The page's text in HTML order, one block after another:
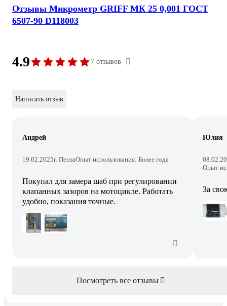
Отзывы Микрометр GRIFF МК 25 0,001 ГОСТ
6507-90 D118003
4.9 7 отзывов
Написать отзыв
Андрей
19.02.2025г. ПензаОпыт использования: Более года
Покупал для замера шаб при регулировании
клапанных зазоров на мотоцикле. Работать
удобно, показания точные.
Юлия
Опыт
За
Посмотреть все отзывы